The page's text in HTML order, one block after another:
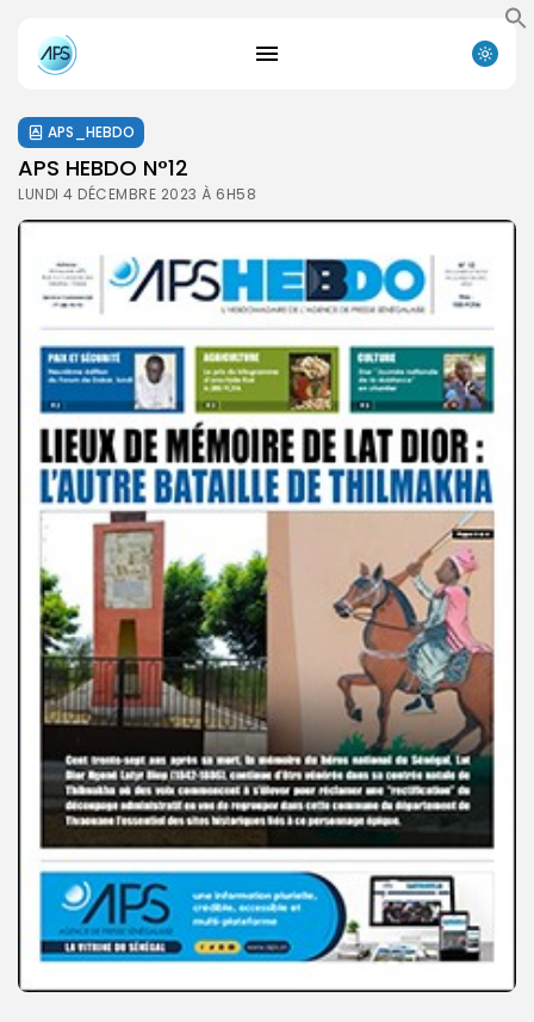
Search
for:
Search
Button
FR
APS_HEBDO
APS HEBDO N°12
LUNDI 4 DÉCEMBRE 2023 À 6H58